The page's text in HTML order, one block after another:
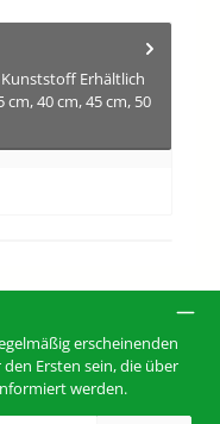
Erhältlich
40 cm, 45 cm, 50
erscheinenden
Ersten sein, die über
werden.